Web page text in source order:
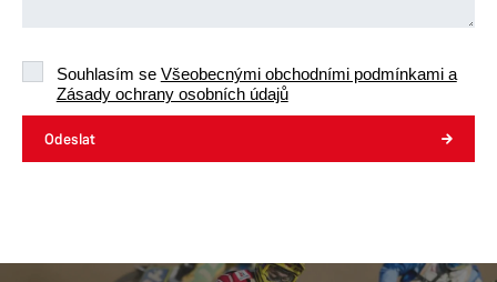
Souhlasím se Všeobecnými obchodními podmínkami a
Zásady ochrany osobních údajů
Odeslat